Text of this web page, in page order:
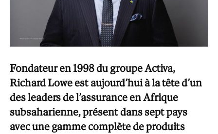
Fondateur en 1998 du groupe Activa,
Richard Lowe est aujourd’hui à la tête d’un
des leaders de l’assurance en Afrique
subsaharienne, présent dans sept pays
avec une gamme complète de produits